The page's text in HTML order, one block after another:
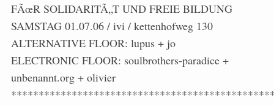
FÃœR SOLIDARITÃ„T UND FREIE BILDUNG
SAMSTAG 01.07.06 / ivi / kettenhofweg 130
ALTERNATIVE FLOOR: lupus + jo
ELECTRONIC FLOOR: soulbrothers-paradice +
unbenannt.org + olivier